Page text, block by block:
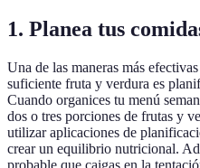
1. Planea tus
Una de las maneras más
suficiente fruta y verdura es
Cuando organices tu menú
dos o tres porciones de frutas y
utilizar aplicaciones de
crear un equilibrio nutricional.